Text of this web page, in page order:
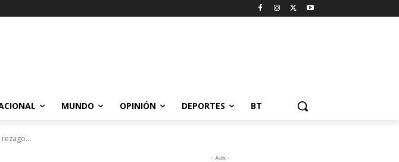
MUNDO OPINIÓN DEPORTES BT
- Ads -